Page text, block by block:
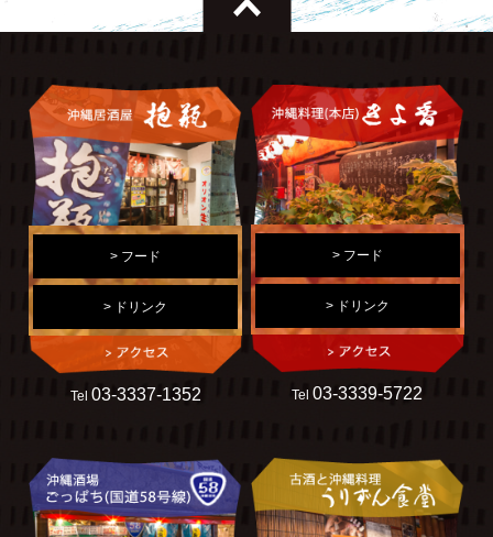
> フード
> ドリンク
Tel 03-3337-1352
> フード
> ドリンク
Tel03-3339-5722